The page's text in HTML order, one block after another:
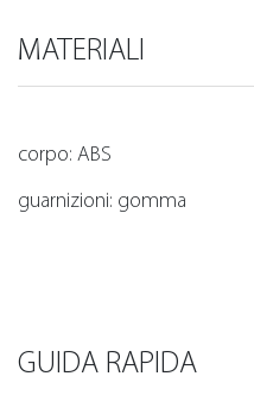
MATERIALI
corpo: ABS
guarnizioni: gomma
GUIDA RAPIDA